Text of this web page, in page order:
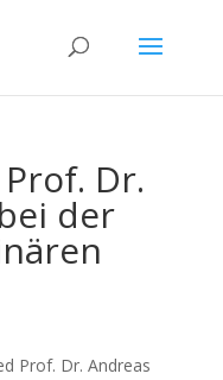
Dr.
der
Prof. Dr. Andreas